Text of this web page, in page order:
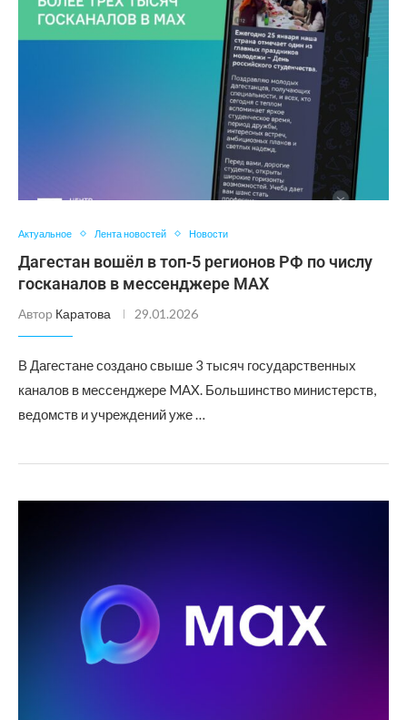
Актуальное Лента новостей Новости
Дагестан вошёл в топ‑5 регионов РФ по числу
госканалов в мессенджере MAX
Автор Каратова 29.01.2026
В Дагестане создано свыше 3 тысяч государственных
каналов в мессенджере MAX. Большинство министерств,
ведомств и учреждений уже …